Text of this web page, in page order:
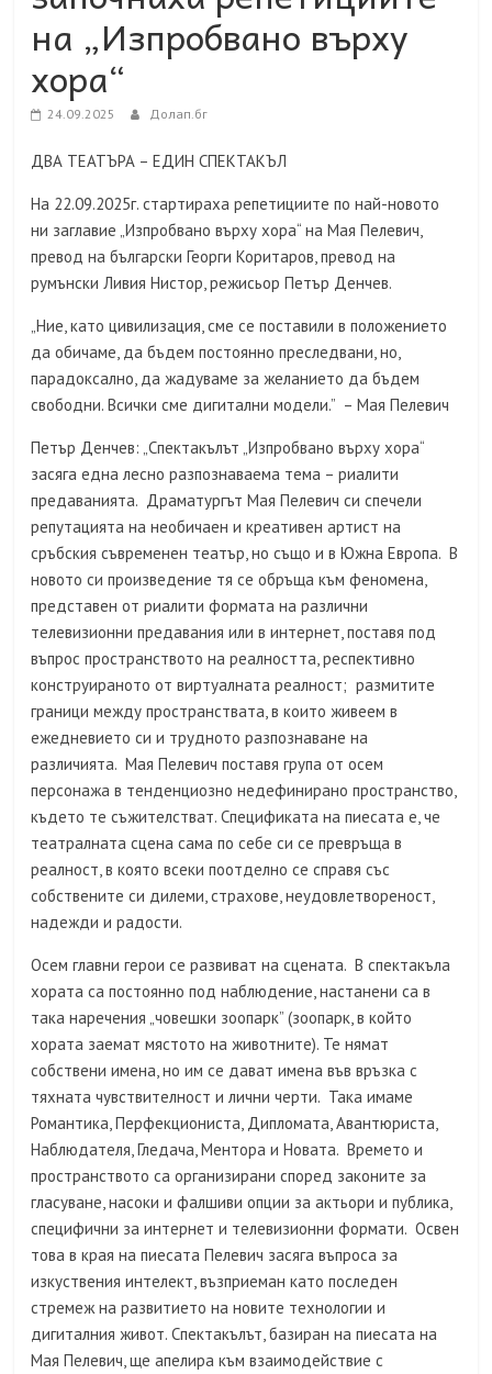
на „Изпробвано върху
хора“
24.09.2025 Долап.бг
ДВА ТЕАТЪРА – ЕДИН СПЕКТАКЪЛ
На 22.09.2025г. стартираха репетициите по най-новото
ни заглавие „Изпробвано върху хора“ на Мая Пелевич,
превод на български Георги Коритаров, превод на
румънски Ливия Нистор, режисьор Петър Денчев.
„Ние, като цивилизация, сме се поставили в положението
да обичаме, да бъдем постоянно преследвани, но,
парадоксално, да жадуваме за желанието да бъдем
свободни. Всички сме дигитални модели.” – Мая Пелевич
Петър Денчев: „Спектакълът „Изпробвано върху хора“
засяга една лесно разпознаваема тема – риалити
предаванията. Драматургът Мая Пелевич си спечели
репутацията на необичаен и креативен артист на
сръбския съвременен театър, но също и в Южна Европа. В
новото си произведение тя се обръща към феномена,
представен от риалити формата на различни
телевизионни предавания или в интернет, поставя под
въпрос пространството на реалността, респективно
конструираното от виртуалната реалност; размитите
граници между пространствата, в които живеем в
ежедневието си и трудното разпознаване на
различията. Мая Пелевич поставя група от осем
персонажа в тенденциозно недефинирано пространство,
където те съжителстват. Спецификата на пиесата е, че
театралната сцена сама по себе си се превръща в
реалност, в която всеки поотделно се справя със
собствените си дилеми, страхове, неудовлетвореност,
надежди и радости.
Осем главни герои се развиват на сцената. В спектакъла
хората са постоянно под наблюдение, настанени са в
така наречения „човешки зоопарк” (зоопарк, в който
хората заемат мястото на животните). Те нямат
собствени имена, но им се дават имена във връзка с
тяхната чувствителност и лични черти. Така имаме
Романтика, Перфекциониста, Дипломата, Авантюриста,
Наблюдателя, Гледача, Ментора и Новата. Времето и
пространството са организирани според законите за
гласуване, насоки и фалшиви опции за актьори и публика,
специфични за интернет и телевизионни формати. Освен
това в края на пиесата Пелевич засяга въпроса за
изкуствения интелект, възприеман като последен
стремеж на развитието на новите технологии и
дигиталния живот. Спектакълът, базиран на пиесата на
Мая Пелевич, ще апелира към взаимодействие с